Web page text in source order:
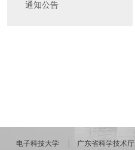
通知公告
电子科技大学 广东省科学技术厅